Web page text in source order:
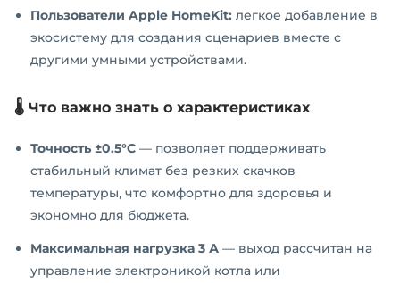
Пользователи Apple HomeKit: легкое добавление в
экосистему для создания сценариев вместе с
другими умными устройствами.
🌡️ Что важно знать о характеристиках
Точность ±0.5°C — позволяет поддерживать
стабильный климат без резких скачков
температуры, что комфортно для здоровья и
экономно для бюджета.
Максимальная нагрузка 3 А — выход рассчитан на
управление электроникой котла или